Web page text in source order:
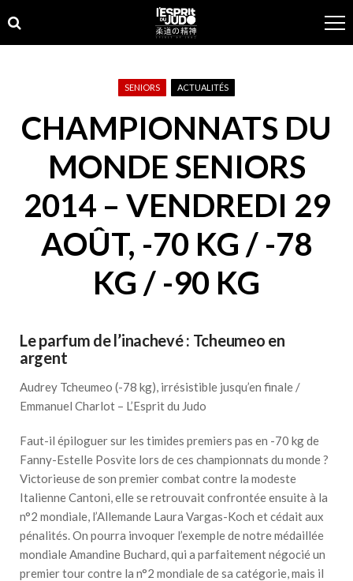
to
navigation
to
content
SENIORS ACTUALITÉS
CHAMPIONNATS DU
MONDE SENIORS
2014 – VENDREDI 29
AOÛT, -70 KG / -78
KG / -90 KG
Le parfum de l’inachevé : Tcheumeo en
argent
Audrey Tcheumeo (-78 kg), irrésistible jusqu’en finale /
Emmanuel Charlot – L’Esprit du Judo
Faut-il épiloguer sur les timides premiers pas en -70 kg de
Fanny-Estelle Posvite lors de ces championnats du monde ?
Victorieuse de son premier combat contre la modeste
Italienne Cantoni, elle se retrouvait confrontée ensuite à la
n°2 mondiale, l’Allemande Laura Vargas-Koch et cédait aux
pénalités. On pourra invoquer l’exemple de notre médaillée
mondiale Amandine Buchard, qui a parfaitement négocié un
premier tour contre la n°2 mondiale de sa catégorie, mais il